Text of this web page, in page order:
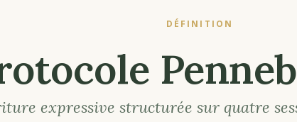
DÉFINITION
expressive structurée sur quatre